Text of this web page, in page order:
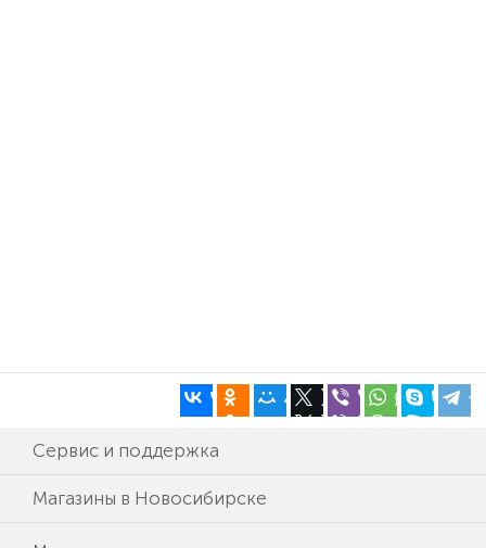
Сервис и поддержка
Магазины в Новосибирске